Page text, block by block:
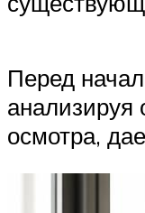
Перед
анализируя
осмотра,